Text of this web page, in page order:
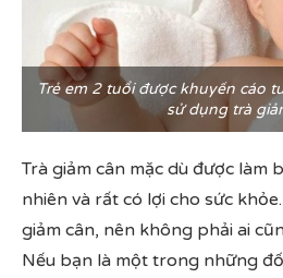
Trẻ em 2 tuổi được khuyến cáo
sử dụng trà
Trà giảm cân mặc dù được làm
nhiên và rất có lợi cho sức
giảm cân, nên không phải ai
Nếu bạn là một trong những